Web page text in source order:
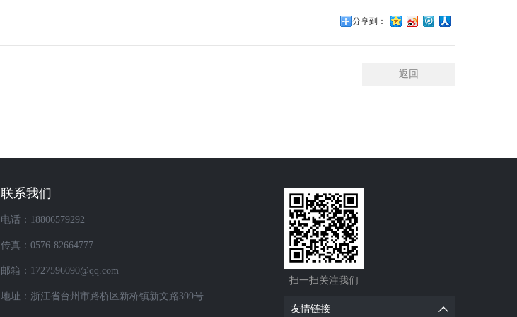
分享到：
返回
联系我们
电话：18806579292
传真：0576-82664777
邮箱：1727596090@qq.com
地址：浙江省台州市路桥区新桥镇新文路399号
扫一扫关注我们
友情链接